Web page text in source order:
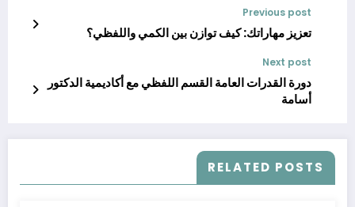
Previous post
تعزيز مهاراتك: كيف توازن بين الكمي واللفظي؟
Next post
دورة القدرات العامة القسم اللفظي مع أكاديمية الدكتور
أسامة
RELATED POSTS